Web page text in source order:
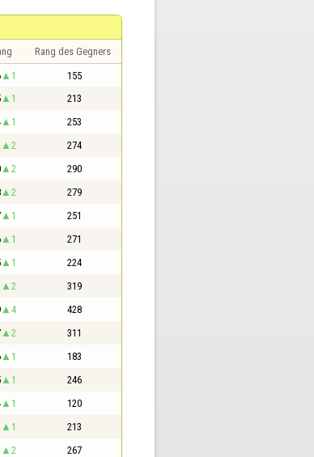
Rang des Gegners
1 155
1 213
1 253
2 274
2 290
2 279
1 251
1 271
1 224
2 319
4 428
2 311
1 183
1 246
1 120
1 213
2 267